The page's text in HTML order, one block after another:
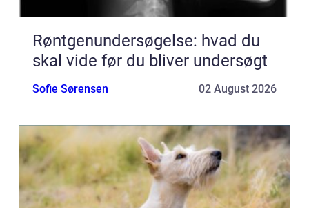
Røntgenundersøgelse: hvad du
skal vide før du bliver undersøgt
Sofie Sørensen 02 August 2026